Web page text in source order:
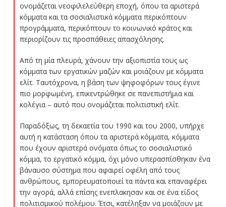
ονομάζεται νεοφιλελεύθερη εποχή, όπου τα αριστερά
κόμματα και τα σοσιαλιστικά κόμματα περικόπτουν
προγράμματα, περικόπτουν το κοινωνικό κράτος και
περιορίζουν τις προσπάθειες απασχόλησης.
Από τη μία πλευρά, χάνουν την αξιοπιστία τους ως
κόμματα των εργατικών μαζών και μοιάζουν με κόμματα
ελίτ. Ταυτόχρονα, η βάση των ψηφοφόρων τους έγινε
πιο μορφωμένη, επικεντρώθηκε σε πανεπιστήμια και
κολέγια – αυτό που ονομάζεται πολιτιστική ελίτ.
Παραδόξως, τη δεκαετία του 1990 και του 2000, υπήρχε
αυτή η κατάσταση όπου τα αριστερά κόμματα, κόμματα
που έχουν αριστερά ονόματα όπως το σοσιαλιστικό
κόμμα, το εργατικό κόμμα, όχι μόνο υπερασπίσθηκαν ένα
βάναυσο σύστημα που αφαιρεί οφέλη από τους
ανθρώπους, εμπορευματοποιεί τα πάντα και επαναφέρει
την αγορά, αλλά επίσης ενεπλακησαν και σε ένα είδος
πολιτισμικού πολέμου. Έτσι, κατέληξαν να μοιάζουν με